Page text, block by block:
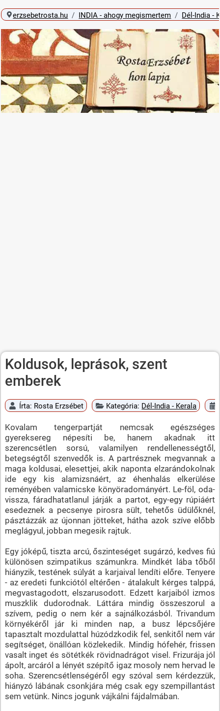
erzsebetrosta.hu INDIA - ahogy megismertem Dél-India -
Koldusok, leprások, szent
emberek
Írta: Rosta Erzsébet Kategória: Dél-India - Kerala
Kovalam tengerpartját nemcsak egészséges
gyereksereg népesíti be, hanem akadnak itt
szerencsétlen sorsú, valamilyen rendellenességtől,
betegségtől szenvedők is. A partrésznek megvannak a
maga koldusai, elesettjei, akik naponta elzarándokolnak
ide egy kis alamizsnáért, az éhenhalás elkerülése
reményében valamicske könyöradományért. Le-föl, oda-
vissza, fáradhatatlanul járják a partot, egy-egy rúpiáért
esedeznek a pecsenye pirosra sült, tehetős üdülőknél,
pásztázzák az újonnan jötteket, hátha azok szíve előbb
meglágyul, jobban megesik rajtuk.
Egy jóképű, tiszta arcú, őszinteséget sugárzó, kedves fiú
különösen szimpatikus számunkra. Mindkét lába tőből
hiányzik, testének súlyát a karjaival lendíti előre. Tenyere
- az eredeti funkciótól eltérően - átalakult kérges talppá,
megvastagodott, elszarusodott. Edzett karjaiból izmos
muszklik dudorodnak. Láttára mindig összeszorul a
szívem, pedig o nem kér a sajnálkozásból. Trivandum
környékéről jár ki minden nap, a busz lépcsőjére
tapasztalt mozdulattal húzódzkodik fel, senkitől nem vár
segítséget, önállóan közlekedik. Mindig hófehér, frissen
vasalt inget és sötétkék rövidnadrágot visel. Frizurája jól
ápolt, arcáról a lényét szépítő igaz mosoly nem hervad le
soha. Szerencsétlenségéről egy szóval sem kérdezzük,
hiányzó lábának csonkjára még csak egy szempillantást
sem vetünk. Nincs jogunk vájkálni fájdalmában.